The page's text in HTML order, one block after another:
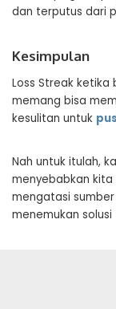
dan terputus dari
Kesimpulan
Loss Streak ketika
memang bisa
kesulitan untuk
Nah untuk itulah,
menyebabkan kita
mengatasi
menemukan